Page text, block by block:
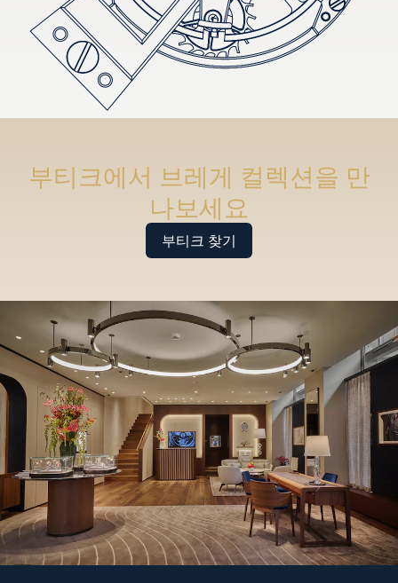
부티크에서 브레게 컬렉션을 만
나보세요
부티크 찾기